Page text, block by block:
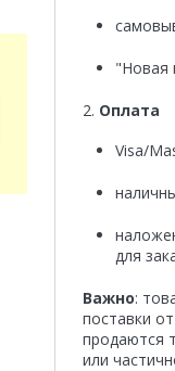
"Новая
2. Оплата
Visa/
для
Важно:
поставки
продаются
или